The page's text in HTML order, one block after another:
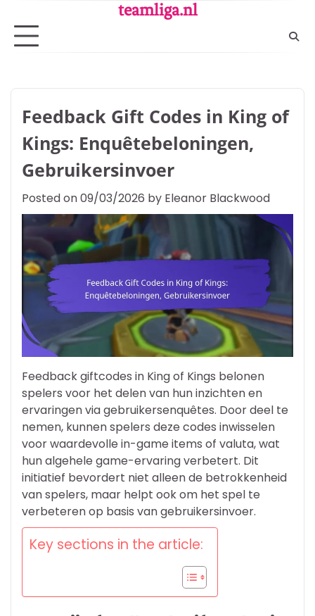
content
teamliga.nl
Feedback Gift Codes in King of
Kings: Enquêtebeloningen,
Gebruikersinvoer
Posted on09/03/2026 by Eleanor Blackwood
Feedback giftcodes in King of Kings belonen
spelers voor het delen van hun inzichten en
ervaringen via gebruikersenquêtes. Door deel te
nemen, kunnen spelers deze codes inwisselen
voor waardevolle in-game items of valuta, wat
hun algehele game-ervaring verbetert. Dit
initiatief bevordert niet alleen de betrokkenheid
van spelers, maar helpt ook om het spel te
verbeteren op basis van gebruikersinvoer.
Key sections in the article: